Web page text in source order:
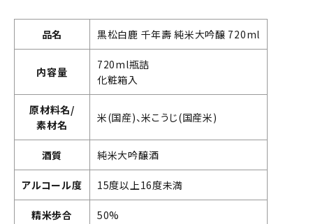
品名 黒松白鹿 千年壽 純米大吟醸 720ml
内容量
720ml瓶詰
化粧箱入
原材料名/
素材名
米(国産)、米こうじ(国産米)
酒質 純米大吟醸酒
アルコール度 15度以上16度未満
精米歩合 50%